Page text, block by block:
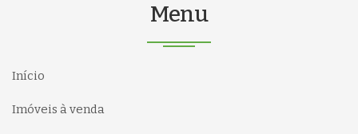
Menu
Início
Imóveis à venda